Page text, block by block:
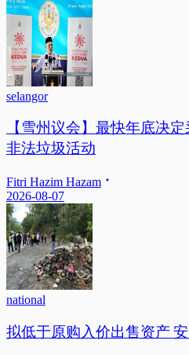
selangor
【雪州议会】最快年底决
非法垃圾活动
Fitri Hazim Hazam
2026-08-07
national
拟低于原购入价出售资产